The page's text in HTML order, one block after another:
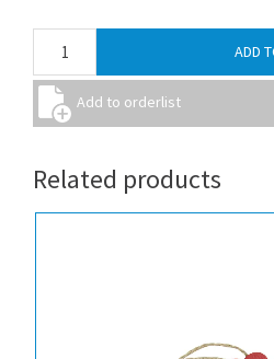
Related products